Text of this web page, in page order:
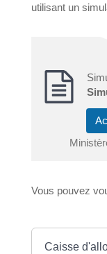
utilisant un
Vous pouvez
Caisse